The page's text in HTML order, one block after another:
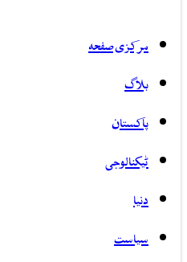
مرکزی صفحہ
بلاگ
پاکستان
ٹیکنالوجی
دنیا
سیاست